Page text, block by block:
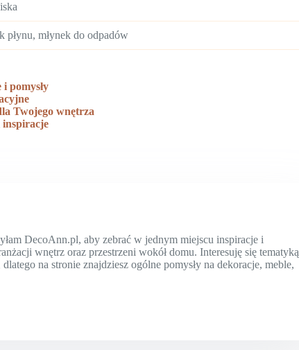
płynu, młynek do odpadów
pomysły
Twojego wnętrza
inspiracje
DecoAnn.pl, aby zebrać w jednym miejscu inspiracje i
wnętrz oraz przestrzeni wokół domu. Interesuję się tematyką
na stronie znajdziesz ogólne pomysły na dekoracje, meble,